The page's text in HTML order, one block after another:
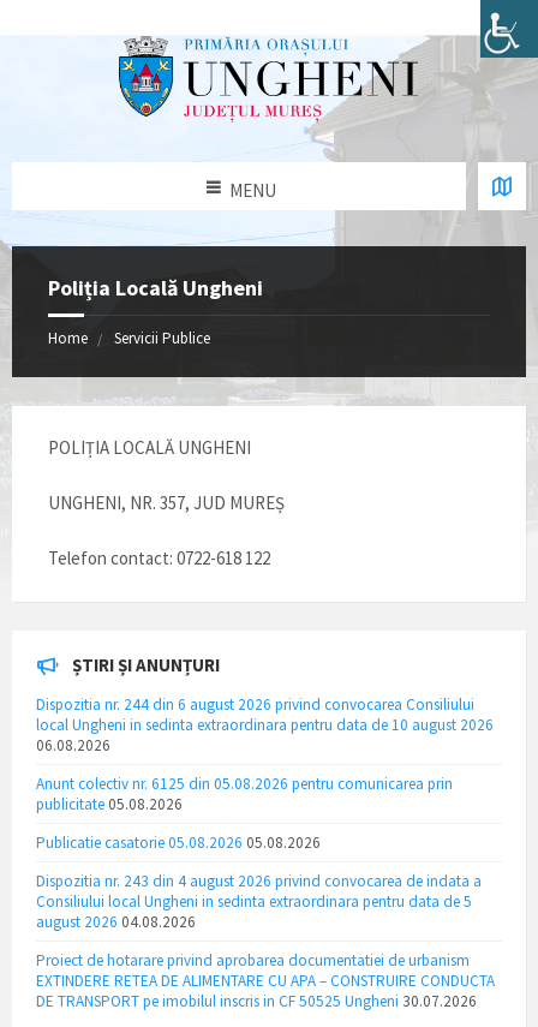
MENU
Poliția Locală Ungheni
Home Servicii Publice
POLIȚIA LOCALĂ UNGHENI
UNGHENI, NR. 357, JUD MUREȘ
Telefon contact: 0722-618 122
ȘTIRI ȘI ANUNȚURI
Dispozitia nr. 244 din 6 august 2026 privind convocarea Consiliului
local Ungheni in sedinta extraordinara pentru data de 10 august 2026
06.08.2026
Anunt colectiv nr. 6125 din 05.08.2026 pentru comunicarea prin
publicitate 05.08.2026
Publicatie casatorie 05.08.2026 05.08.2026
Dispozitia nr. 243 din 4 august 2026 privind convocarea de indata a
Consiliului local Ungheni in sedinta extraordinara pentru data de 5
august 2026 04.08.2026
Proiect de hotarare privind aprobarea documentatiei de urbanism
EXTINDERE RETEA DE ALIMENTARE CU APA – CONSTRUIRE CONDUCTA
DE TRANSPORT pe imobilul inscris in CF 50525 Ungheni 30.07.2026